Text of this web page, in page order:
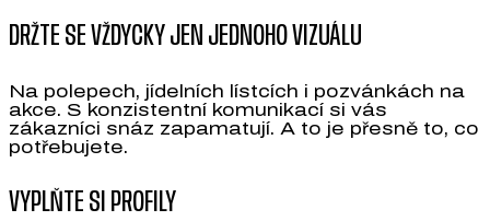
DRŽTE SE VŽDYCKY JEN JEDNOHO VIZUÁLU
Na polepech, jídelních lístcích i pozvánkách na
akce. S konzistentní komunikací si vás
zákazníci snáz zapamatují. A to je přesně to, co
potřebujete.
VYPLŇTE SI PROFILY